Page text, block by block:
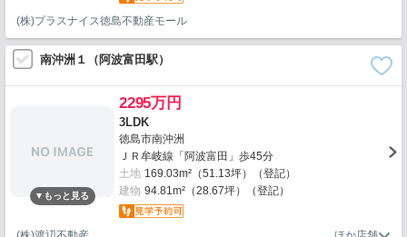
(株)プラスナイス徳島不動産モール
南沖洲１（阿波富田駅）
2295万円
3LDK
徳島市南沖洲
ＪＲ牟岐線「阿波富田」歩45分
土地 169.03m²（51.13坪）（登記）
建物 94.81m²（28.67坪）（登記）